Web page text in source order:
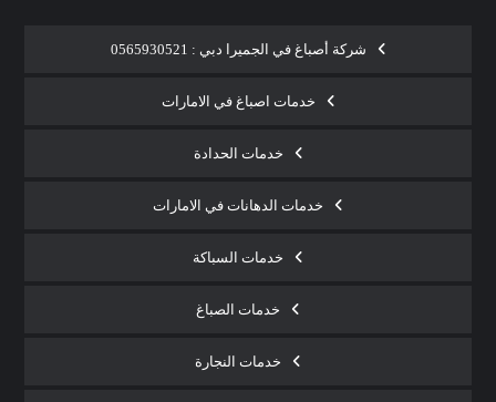
شركة أصباغ في الجميرا دبي : 0565930521
خدمات اصباغ في الامارات
خدمات الحدادة
خدمات الدهانات في الامارات
خدمات السباكة
خدمات الصباغ
خدمات النجارة